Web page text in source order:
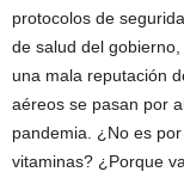
protocolos de
de salud del
una mala reputación
aéreos se pasan por
pandemia. ¿No es
vitaminas? ¿Porque